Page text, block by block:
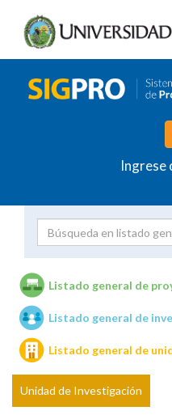
Ingrese
Unidades de
Listado general de
Listado general de
Listado general de
Unidad de Investigación